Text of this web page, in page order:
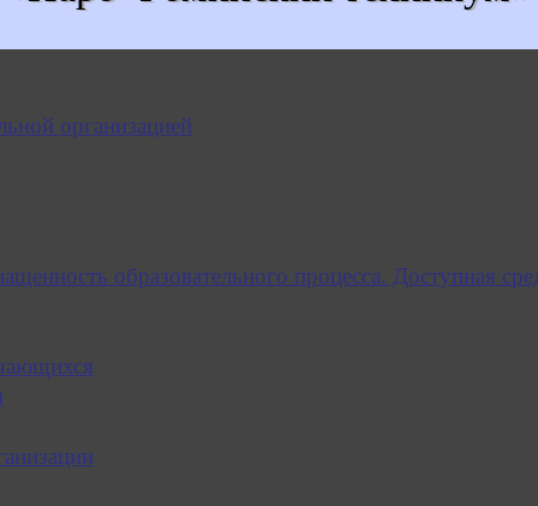
организацией
образовательного процесса. Доступная